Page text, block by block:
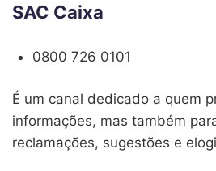
SAC Caixa
0800 726 0101
É um canal dedicado a quem
informações, mas também
reclamações, sugestões e